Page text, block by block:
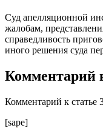
Суд апелляционной
жалобам,
справедливость
иного решения суда
Комментарий
Комментарий к
[sape]